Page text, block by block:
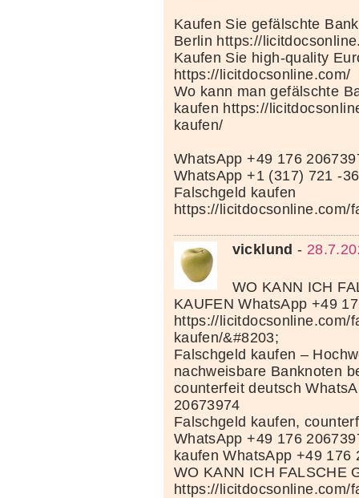
Kaufen Sie gefälschte
Berlin https://
Kaufen Sie high-quality
https://licitdocsonline.com/
Wo kann man gefälschte
kaufen https://
kaufen/
WhatsApp +49 176
WhatsApp +1 (317) 721 -
Falschgeld kaufen
https://licitdocsonline.com/
vicklund -
WO KANN ICH
KAUFEN WhatsApp +49
https://licitdocsonline.com/
kaufen/&#8203;
Falschgeld kaufen –
nachweisbare Banknoten
counterfeit deutsch
20673974
Falschgeld kaufen,
WhatsApp +49 176
kaufen WhatsApp +49 176
WO KANN ICH FALSCHE
https://licitdocsonline.com/